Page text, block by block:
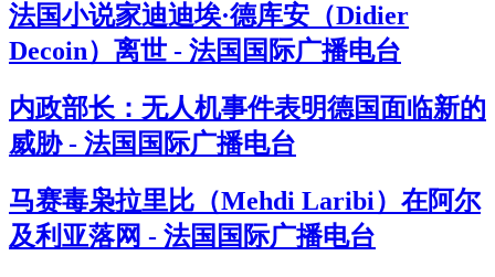
法国小说家迪迪埃·德库安（Didier
Decoin）离世 - 法国国际广播电台
内政部长：无人机事件表明德国面临新的
威胁 - 法国国际广播电台
马赛毒枭拉里比（Mehdi Laribi）在阿尔
及利亚落网 - 法国国际广播电台